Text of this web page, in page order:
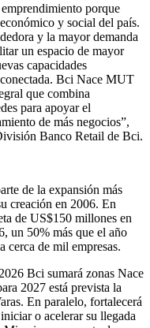
porque
y social del país.
y la mayor demanda
un espacio de mayor
capacidades
Bci Nace MUT
que combina
para apoyar el
de más negocios”,
Banco Retail de Bci.
de la expansión más
creación en 2006. En
de US$150 millones en
un 50% más que el año
cerca de mil empresas.
Bci sumará zonas Nace
2027 está prevista la
En paralelo, fortalecerá
o acelerar su llegada